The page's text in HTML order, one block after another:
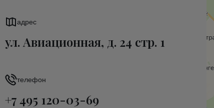
адрес
ул. Авиационная, д. 24 стр. 1
телефон
+7 495 120-03-69